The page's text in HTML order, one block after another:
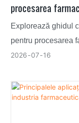
procesarea
Explorează ghidul
pentru procesarea
păstrați în
2026 07 16